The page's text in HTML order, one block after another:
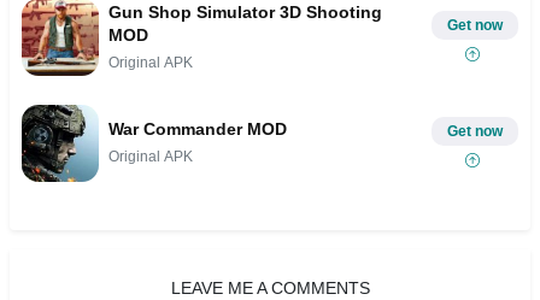
Gun Shop Simulator 3D Shooting
MOD
Original APK
Get now
War Commander MOD
Original APK
Get now
LEAVE ME A COMMENTS